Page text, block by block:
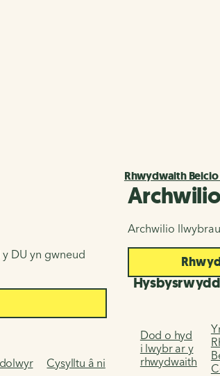
DU yn gwneud
Cysylltu â ni
Rhwydwaith
Archwilio
Archwilio
Hysbysrwydd
Dod o hyd
i lwybr ar y
rhwydwaith